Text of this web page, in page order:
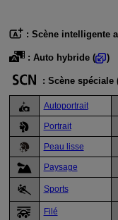
: Scène intelligente
:Auto hybride ( )
: Scène spéciale
Autoportrait
Portrait
Peau lisse
Paysage
Sports
Filé